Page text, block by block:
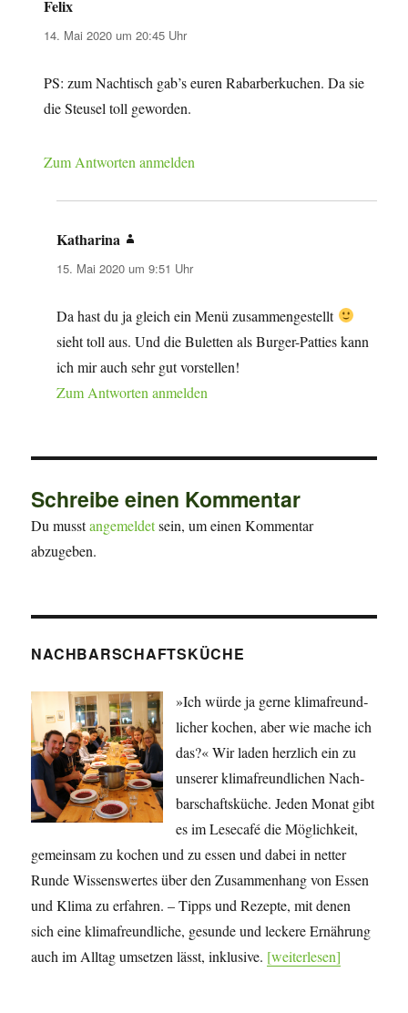
Felix
14. Mai 2020 um 20:45 Uhr
PS: zum Nachtisch gab’s euren Rabarberkuchen. Da sie
die Steusel toll geworden.
Zum Antworten anmelden
Katharina
15. Mai 2020 um 9:51 Uhr
Da hast du ja gleich ein Menü zusammengestellt
sieht toll aus. Und die Buletten als Burger-Patties kann
ich mir auch sehr gut vorstellen!
Zum Antworten anmelden
Schreibe einen Kommentar
Du musstangemeldetsein, um einen Kommentar
abzugeben.
NACHBARSCHAFTSKÜCHE
»Ich würde ja gerne klima­freund­
licher kochen, aber wie mache ich
das?« Wir laden herzlich ein zu
unserer klima­freund­lichen Nach­
bar­schafts­küche. Jeden Monat gibt
es im Lesecafé die Mög­lich­keit,
gemeinsam zu kochen und zu essen und dabei in netter
Runde Wissens­wertes über den Zu­sam­men­hang von Essen
und Klima zu erfahren. – Tipps und Rezepte, mit denen
sich eine klima­freundliche, gesunde und leckere Ernährung
auch im Alltag umsetzen lässt, inklusive. [weiterlesen]